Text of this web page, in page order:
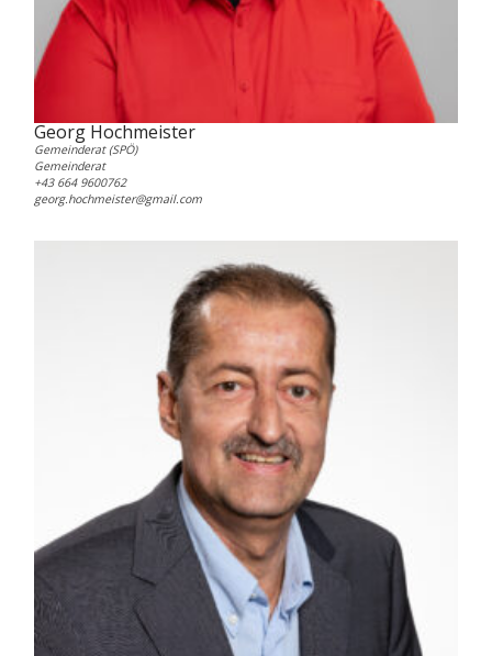
Georg Hochmeister
Gemeinderat (SPÖ)
Gemeinderat
+43 664 9600762
georg.hochmeister@gmail.com